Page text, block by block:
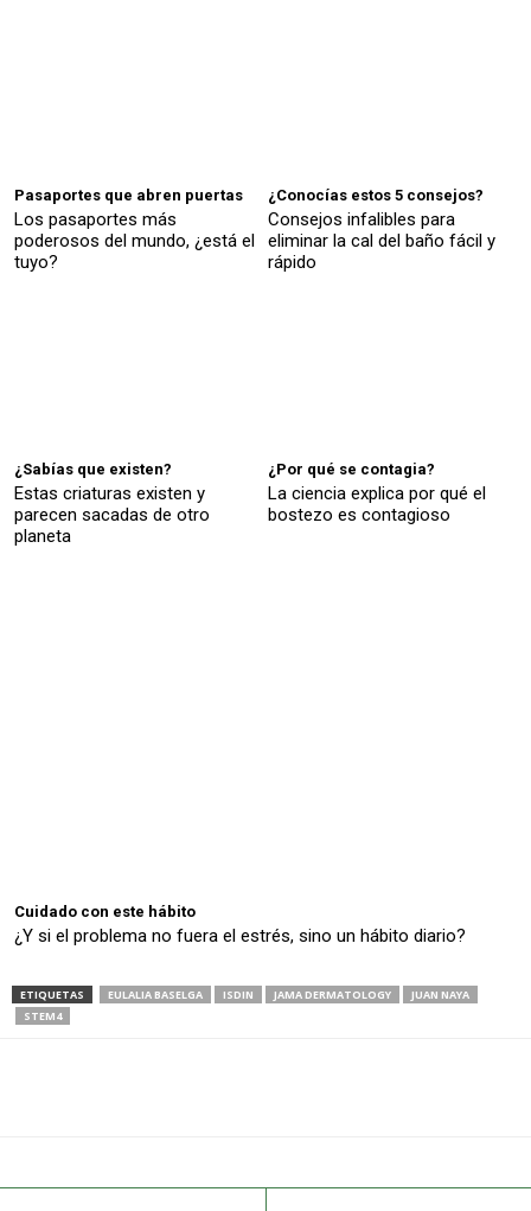
Pasaportes que abren puertas
Los pasaportes más
poderosos del mundo, ¿está el
tuyo?
¿Conocías estos 5 consejos?
Consejos infalibles para
eliminar la cal del baño fácil y
rápido
¿Sabías que existen?
Estas criaturas existen y
parecen sacadas de otro
planeta
¿Por qué se contagia?
La ciencia explica por qué el
bostezo es contagioso
Cuidado con este hábito
¿Y si el problema no fuera el estrés, sino un hábito diario?
ETIQUETAS EULALIA BASELGA ISDIN JAMA DERMATOLOGY
JUAN NAYA
STEM4